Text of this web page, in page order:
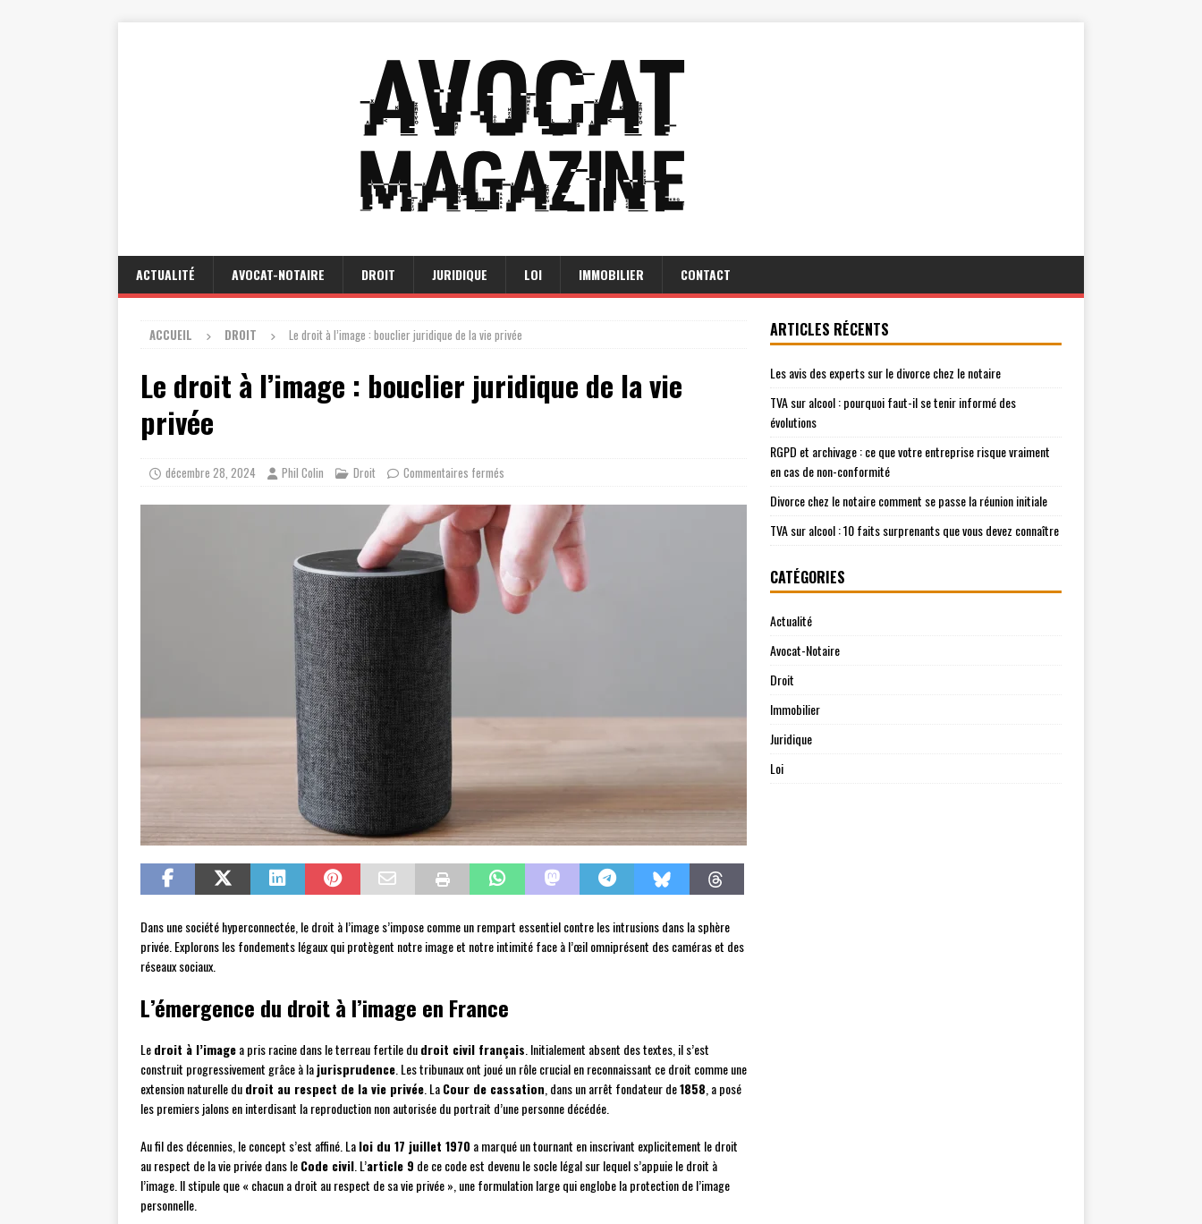
ACTUALITÉ AVOCAT-NOTAIRE DROIT JURIDIQUE LOI IMMOBILIER CONTACT
ACCUEIL DROIT Le droit à l’image : bouclier juridique de la vie privée
Le droit à l’image : bouclier juridique de la vie
privée
décembre 28, 2024 Phil Colin Droit Commentaires fermés
Dans une société hyperconnectée, le droit à l’image s’impose comme un rempart essentiel contre les intrusions dans la sphère
privée. Explorons les fondements légaux qui protègent notre image et notre intimité face à l’œil omniprésent des caméras et des
réseaux sociaux.
L’émergence du droit à l’image en France
Ledroit à l’imagea pris racine dans le terreau fertile dudroit civil français . Initialement absent des textes, il s’est
construit progressivement grâce à lajurisprudence . Les tribunaux ont joué un rôle crucial en reconnaissant ce droit comme une
extension naturelle dudroit au respect de la vie privée . LaCour de cassation , dans un arrêt fondateur de1858 , a posé
les premiers jalons en interdisant la reproduction non autorisée du portrait d’une personne décédée.
Au fil des décennies, le concept s’est affiné. Laloi du 17 juillet 1970 a marqué un tournant en inscrivant explicitement le droit
au respect de la vie privée dans leCode civil . L’article 9 de ce code est devenu le socle légal sur lequel s’appuie le droit à
l’image. Il stipule que « chacun a droit au respect de sa vie privée », une formulation large qui englobe la protection de l’image
personnelle.
ARTICLES RÉCENTS
Les avis des experts sur le divorce chez le notaire
TVA sur alcool : pourquoi faut-il se tenir informé des
évolutions
RGPD et archivage : ce que votre entreprise risque vraiment
en cas de non-conformité
Divorce chez le notaire comment se passe la réunion initiale
TVA sur alcool : 10 faits surprenants que vous devez connaître
CATÉGORIES
Actualité
Avocat-Notaire
Droit
Immobilier
Juridique
Loi